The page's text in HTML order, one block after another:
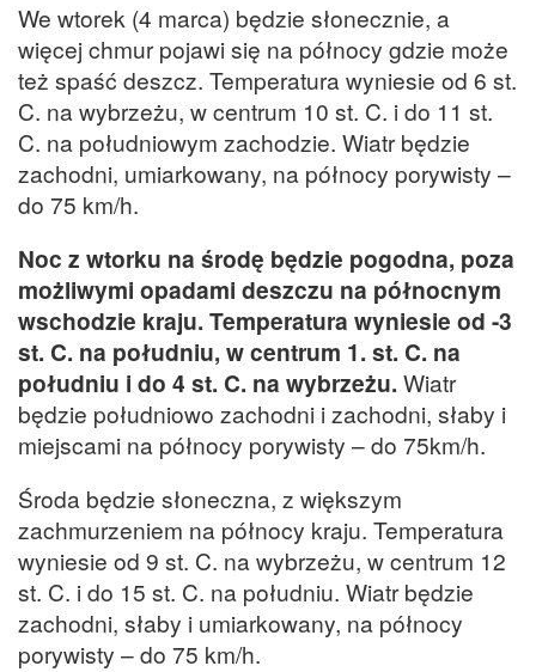
We wtorek (4 marca) będzie słonecznie, a
więcej chmur pojawi się na północy gdzie może
też spaść deszcz. Temperatura wyniesie od 6 st.
C. na wybrzeżu, w centrum 10 st. C. i do 11 st.
C. na południowym zachodzie. Wiatr będzie
zachodni, umiarkowany, na północy porywisty –
do 75 km/h.
Noc z wtorku na środę będzie pogodna, poza
możliwymi opadami deszczu na północnym
wschodzie kraju. Temperatura wyniesie od -3
st. C. na południu, w centrum 1. st. C. na
południu i do 4 st. C. na wybrzeżu. Wiatr
będzie południowo zachodni i zachodni, słaby i
miejscami na północy porywisty – do 75km/h.
Środa będzie słoneczna, z większym
zachmurzeniem na północy kraju. Temperatura
wyniesie od 9 st. C. na wybrzeżu, w centrum 12
st. C. i do 15 st. C. na południu. Wiatr będzie
zachodni, słaby i umiarkowany, na północy
porywisty – do 75 km/h.